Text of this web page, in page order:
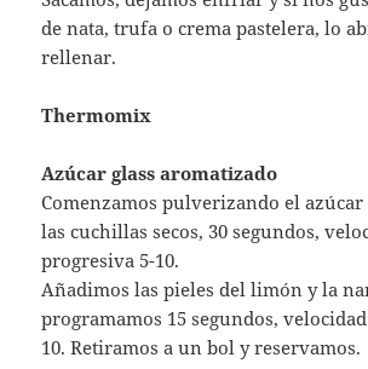
de nata, trufa o crema pastelera, lo
rellenar.
Thermomix
Azúcar glass aromatizado
Comenzamos pulverizando el azúcar
las cuchillas secos, 30 segundos,
progresiva 5-10.
Añadimos las pieles del limón y la
programamos 15 segundos,
10. Retiramos a un bol y reservamos.